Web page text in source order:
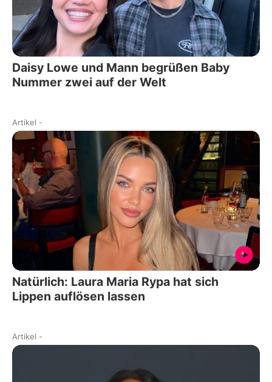
Daisy Lowe und Mann begrüßen Baby
Nummer zwei auf der Welt
Artikel -
Natürlich: Laura Maria Rypa hat sich
Lippen auflösen lassen
Artikel -